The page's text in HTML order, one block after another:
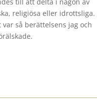
religiösa eller idrottsliga.
så berättelsens jag och